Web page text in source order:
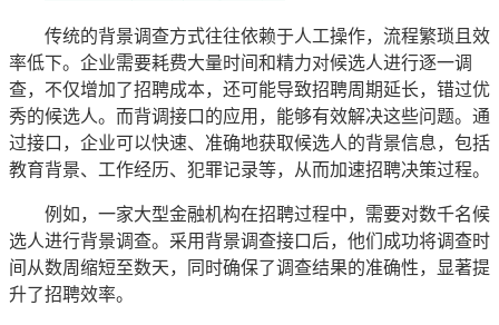
传统的背景调查方式往往依赖于人工操作，流程繁琐且效
率低下。企业需要耗费大量时间和精力对候选人进行逐一调
查，不仅增加了招聘成本，还可能导致招聘周期延长，错过优
秀的候选人。而背调接口的应用，能够有效解决这些问题。通
过接口，企业可以快速、准确地获取候选人的背景信息，包括
教育背景、工作经历、犯罪记录等，从而加速招聘决策过程。
例如，一家大型金融机构在招聘过程中，需要对数千名候
选人进行背景调查。采用背景调查接口后，他们成功将调查时
间从数周缩短至数天，同时确保了调查结果的准确性，显著提
升了招聘效率。